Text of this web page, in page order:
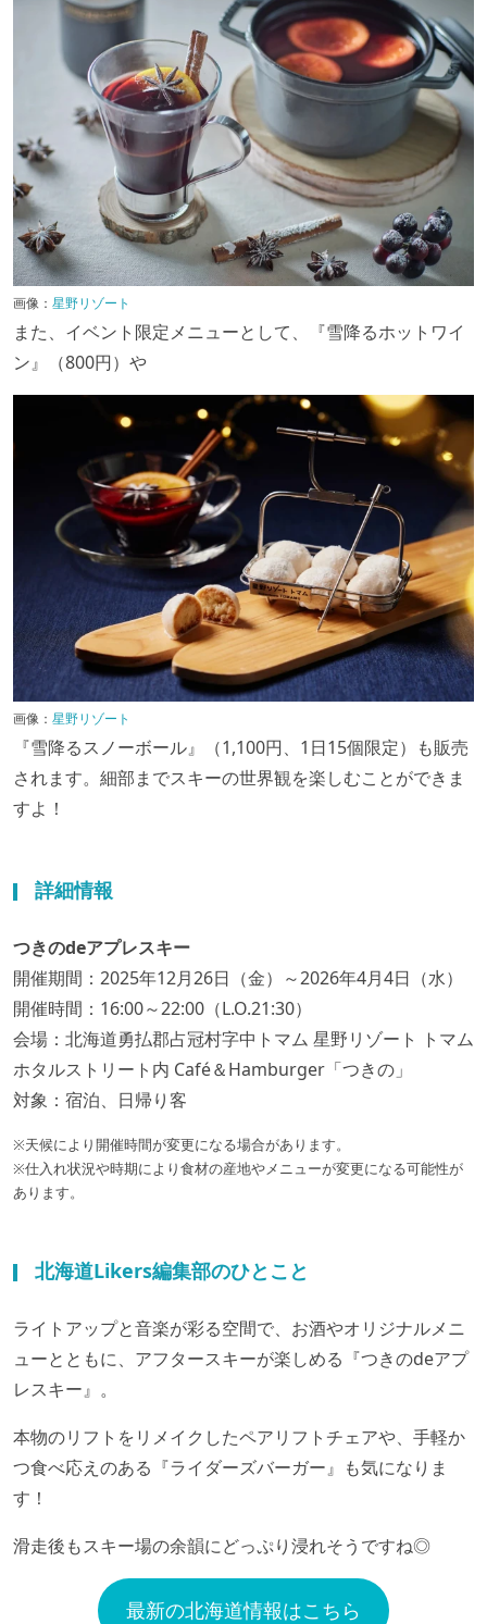
画像： 星野リゾート
また、イベント限定メニューとして、『雪降るホットワイ
ン』（800円）や
画像： 星野リゾート
『雪降るスノーボール』（1,100円、1日15個限定）も販売
されます。細部までスキーの世界観を楽しむことができま
すよ！
詳細情報
つきのdeアプレスキー
開催期間：2025年12月26日（金）～2026年4月4日（水）
開催時間：16:00～22:00（L.O.21:30）
会場：北海道勇払郡占冠村字中トマム 星野リゾート トマム
ホタルストリート内 Café＆Hamburger「つきの」
対象：宿泊、日帰り客
※天候により開催時間が変更になる場合があります。
※仕入れ状況や時期により食材の産地やメニューが変更になる可能性が
あります。
北海道Likers編集部のひとこと
ライトアップと音楽が彩る空間で、お酒やオリジナルメニ
ューとともに、アフタースキーが楽しめる『つきのdeアプ
レスキー』。
本物のリフトをリメイクしたペアリフトチェアや、手軽か
つ食べ応えのある『ライダーズバーガー』も気になりま
す！
滑走後もスキー場の余韻にどっぷり浸れそうですね◎
最新の北海道情報はこちら